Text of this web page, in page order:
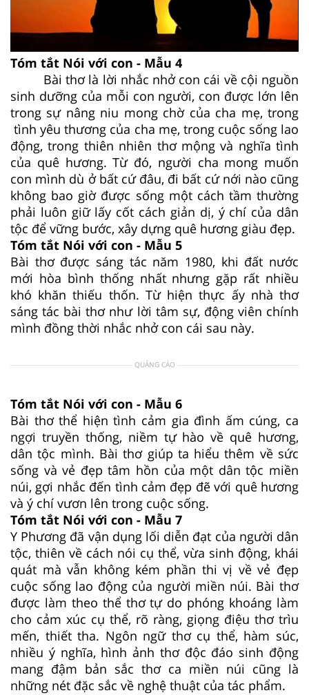
Tóm tắt Nói với con - Mẫu 4
Bài thơ là lời nhắc nhở con cái về cội nguồn
sinh dưỡng của mỗi con người, con được lớn lên
trong sự nâng niu mong chờ của cha mẹ, trong
tình yêu thương của cha mẹ, trong cuộc sống lao
động, trong thiên nhiên thơ mộng và nghĩa tình
của quê hương. Từ đó, người cha mong muốn
con mình dù ở bất cứ đâu, đi bất cứ nới nào cũng
không bao giờ được sống một cách tầm thường
phải luôn giữ lấy cốt cách giản dị, ý chí của dân
tộc để vững bước, xây dựng quê hương giàu đẹp.
Tóm tắt Nói với con - Mẫu 5
Bài thơ được sáng tác năm 1980, khi đất nước
mới hòa bình thống nhất nhưng gặp rất nhiều
khó khăn thiếu thốn. Từ hiện thực ấy nhà thơ
sáng tác bài thơ như lời tâm sự, động viên chính
mình đồng thời nhắc nhở con cái sau này.
QUẢNG CÁO
Tóm tắt Nói với con - Mẫu 6
Bài thơ thể hiện tình cảm gia đình ấm cúng, ca
ngợi truyền thống, niềm tự hào về quê hương,
dân tộc mình. Bài thơ giúp ta hiểu thêm về sức
sống và vẻ đẹp tâm hồn của một dân tộc miền
núi, gợi nhắc đến tình cảm đẹp đẽ với quê hương
và ý chí vươn lên trong cuộc sống.
Tóm tắt Nói với con - Mẫu 7
Y Phương đã vận dụng lối diễn đạt của người dân
tộc, thiên về cách nói cụ thể, vừa sinh động, khái
quát mà vẫn không kém phần thi vị về vẻ đẹp
cuộc sống lao động của người miền núi. Bài thơ
được làm theo thể thơ tự do phóng khoáng làm
cho cảm xúc cụ thể, rõ ràng, giọng điệu thơ trìu
mến, thiết tha. Ngôn ngữ thơ cụ thể, hàm súc,
nhiều ý nghĩa, hình ảnh thơ độc đáo sinh động
mang đậm bản sắc thơ ca miền núi cũng là
những nét đặc sắc về nghệ thuật của tác phẩm.